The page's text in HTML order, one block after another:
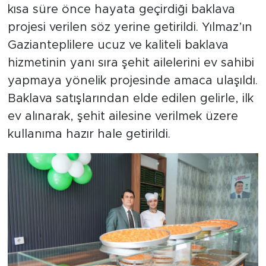
kısa süre önce hayata geçirdiği baklava
projesi verilen söz yerine getirildi. Yılmaz’ın
Gazianteplilere ucuz ve kaliteli baklava
hizmetinin yanı sıra şehit ailelerini ev sahibi
yapmaya yönelik projesinde amaca ulaşıldı.
Baklava satışlarından elde edilen gelirle, ilk
ev alınarak, şehit ailesine verilmek üzere
kullanıma hazır hale getirildi.